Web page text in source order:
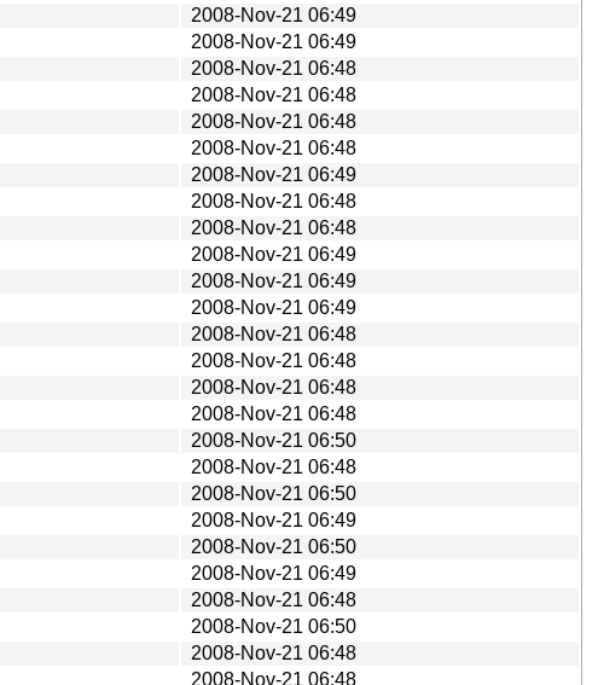
2008-Nov-21 06:49
2008-Nov-21 06:49
2008-Nov-21 06:48
2008-Nov-21 06:48
2008-Nov-21 06:48
2008-Nov-21 06:48
2008-Nov-21 06:49
2008-Nov-21 06:48
2008-Nov-21 06:48
2008-Nov-21 06:49
2008-Nov-21 06:49
2008-Nov-21 06:49
2008-Nov-21 06:48
2008-Nov-21 06:48
2008-Nov-21 06:48
2008-Nov-21 06:48
2008-Nov-21 06:50
2008-Nov-21 06:48
2008-Nov-21 06:50
2008-Nov-21 06:49
2008-Nov-21 06:50
2008-Nov-21 06:49
2008-Nov-21 06:48
2008-Nov-21 06:50
2008-Nov-21 06:48
2008-Nov-21 06:48